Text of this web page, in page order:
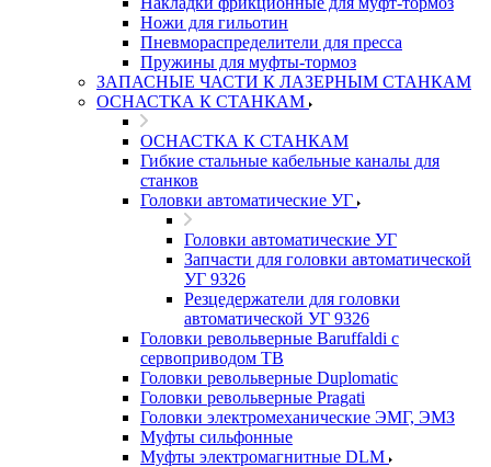
Ножи для гильотин
Пневмораспределители для пресса
Пружины для муфты-тормоз
ЗАПАСНЫЕ ЧАСТИ К ЛАЗЕРНЫМ СТАНКАМ
ОСНАСТКА К СТАНКАМ
ОСНАСТКА К СТАНКАМ
Гибкие стальные кабельные каналы для
станков
Головки автоматические УГ
Головки автоматические УГ
Запчасти для головки автоматической
УГ 9326
Резцедержатели для головки
автоматической УГ 9326
Головки револьверные Baruffaldi с
сервоприводом ТВ
Головки револьверные Duplomatic
Головки револьверные Pragati
Головки электромеханические ЭМГ, ЭМЗ
Муфты сильфонные
Муфты электромагнитные DLM